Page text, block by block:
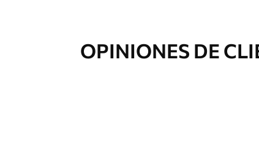
OPINIONES DE